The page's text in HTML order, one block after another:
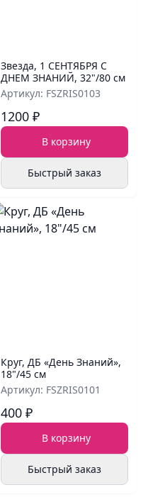
Звезда, 1 СЕНТЯБРЯ С
ДНЕМ ЗНАНИЙ, 32"/80 см
Артикул: FSZRIS0103
1200 ₽
В корзину
Быстрый заказ
Круг, ДБ «День Знаний»,
18"/45 см
Артикул: FSZRIS0101
400 ₽
В корзину
Быстрый заказ